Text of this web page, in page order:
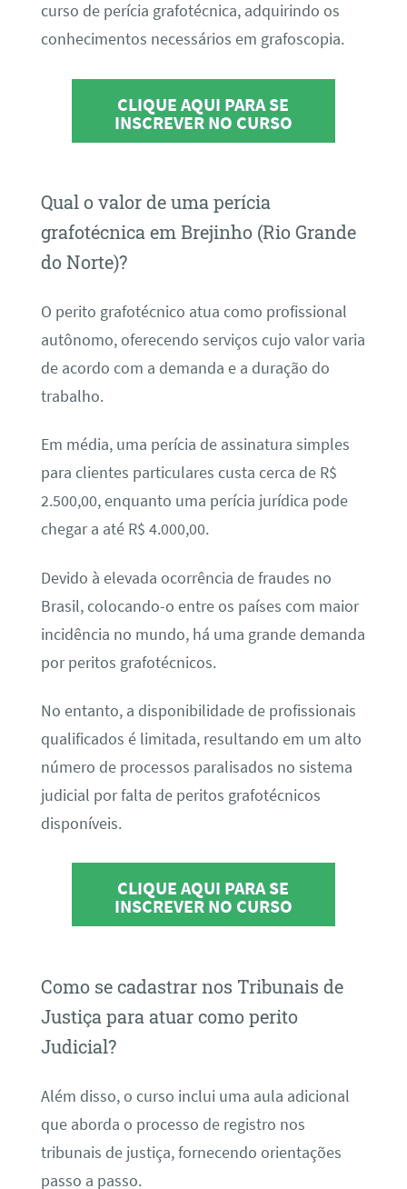
curso de perícia grafotécnica, adquirindo os
conhecimentos necessários em grafoscopia.
CLIQUE AQUI PARA SE
INSCREVER NO CURSO
Qual o valor de uma perícia
grafotécnica em Brejinho (Rio Grande
do Norte)?
O perito grafotécnico atua como profissional
autônomo, oferecendo serviços cujo valor varia
de acordo com a demanda e a duração do
trabalho.
Em média, uma perícia de assinatura simples
para clientes particulares custa cerca de R$
2.500,00, enquanto uma perícia jurídica pode
chegar a até R$ 4.000,00.
Devido à elevada ocorrência de fraudes no
Brasil, colocando-o entre os países com maior
incidência no mundo, há uma grande demanda
por peritos grafotécnicos.
No entanto, a disponibilidade de profissionais
qualificados é limitada, resultando em um alto
número de processos paralisados no sistema
judicial por falta de peritos grafotécnicos
disponíveis.
CLIQUE AQUI PARA SE
INSCREVER NO CURSO
Como se cadastrar nos Tribunais de
Justiça para atuar como perito
Judicial?
Além disso, o curso inclui uma aula adicional
que aborda o processo de registro nos
tribunais de justiça, fornecendo orientações
passo a passo.